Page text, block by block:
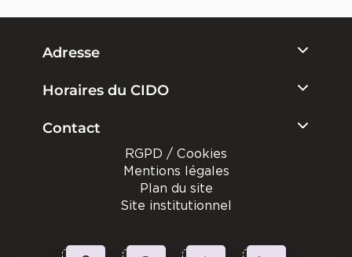
Adresse
Horaires du CIDO
Contact
RGPD / Cookies
Mentions légales
Plan du site
Site institutionnel